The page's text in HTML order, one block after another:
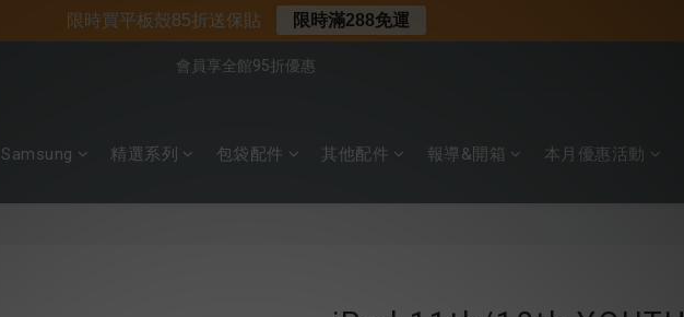
📍新客首購現折$50｜加入會員立即領取
Samsung 精選系列 包袋配件 其他配件 報導&開箱 本月優惠活動
限時買平板殼85折送保貼 限時滿288免運